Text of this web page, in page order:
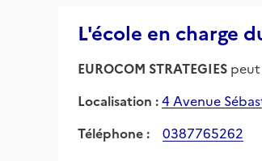
L'école en charge
EUROCOM STRATEGIES peut
Localisation :4 Avenue
Téléphone :
0387765262